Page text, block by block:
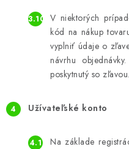
V niektorých
kód na nákup
vyplniť údaje o
návrhu
poskytnutý so zľavou.
Užívateľské konto
Na základe